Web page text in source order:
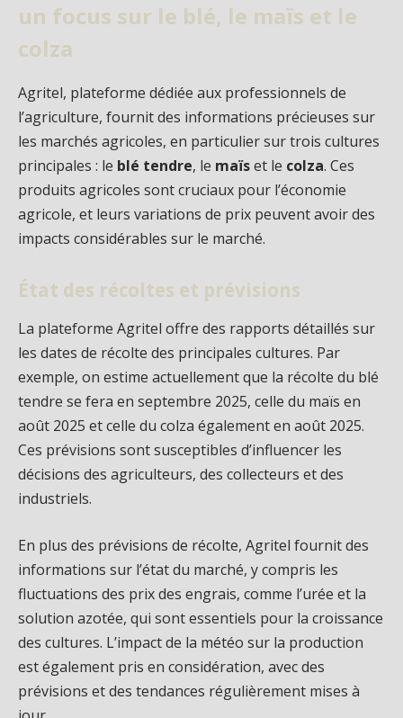
un focus sur le blé, le maïs et le
colza
Agritel, plateforme dédiée aux professionnels de
l’agriculture, fournit des informations précieuses sur
les marchés agricoles, en particulier sur trois cultures
principales : le blé tendre, le maïset le colza. Ces
produits agricoles sont cruciaux pour l’économie
agricole, et leurs variations de prix peuvent avoir des
impacts considérables sur le marché.
État des récoltes et prévisions
La plateforme Agritel offre des rapports détaillés sur
les dates de récolte des principales cultures. Par
exemple, on estime actuellement que la récolte du blé
tendre se fera en septembre 2025, celle du maïs en
août 2025 et celle du colza également en août 2025.
Ces prévisions sont susceptibles d’influencer les
décisions des agriculteurs, des collecteurs et des
industriels.
En plus des prévisions de récolte, Agritel fournit des
informations sur l’état du marché, y compris les
fluctuations des prix des engrais, comme l’urée et la
solution azotée, qui sont essentiels pour la croissance
des cultures. L’impact de la météo sur la production
est également pris en considération, avec des
prévisions et des tendances régulièrement mises à